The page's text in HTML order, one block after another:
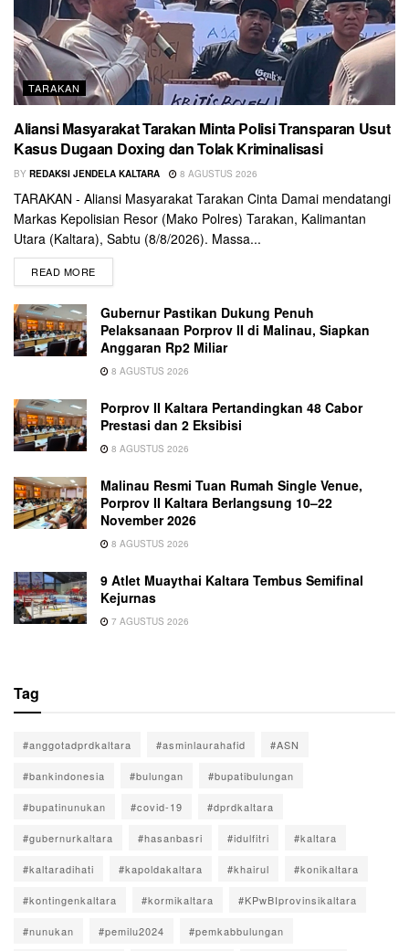
TARAKAN
Aliansi Masyarakat Tarakan Minta Polisi Transparan Usut
Kasus Dugaan Doxing dan Tolak Kriminalisasi
BY REDAKSI JENDELA KALTARA 8 AGUSTUS 2026
TARAKAN - Aliansi Masyarakat Tarakan Cinta Damai mendatangi
Markas Kepolisian Resor (Mako Polres) Tarakan, Kalimantan
Utara (Kaltara), Sabtu (8/8/2026). Massa...
READ MORE
Gubernur Pastikan Dukung Penuh
Pelaksanaan Porprov II di Malinau, Siapkan
Anggaran Rp2 Miliar
8 AGUSTUS 2026
Porprov II Kaltara Pertandingkan 48 Cabor
Prestasi dan 2 Eksibisi
8 AGUSTUS 2026
Malinau Resmi Tuan Rumah Single Venue,
Porprov II Kaltara Berlangsung 10–22
November 2026
8 AGUSTUS 2026
9 Atlet Muaythai Kaltara Tembus Semifinal
Kejurnas
7 AGUSTUS 2026
Tag
#anggotadprdkaltara #asminlaurahafid #ASN
#bankindonesia #bulungan #bupatibulungan
#bupatinunukan #covid-19 #dprdkaltara
#gubernurkaltara #hasanbasri #idulfitri #kaltara
#kaltaradihati #kapoldakaltara #khairul #konikaltara
#kontingenkaltara #kormikaltara #KPwBIprovinsikaltara
#nunukan #pemilu2024 #pemkabbulungan